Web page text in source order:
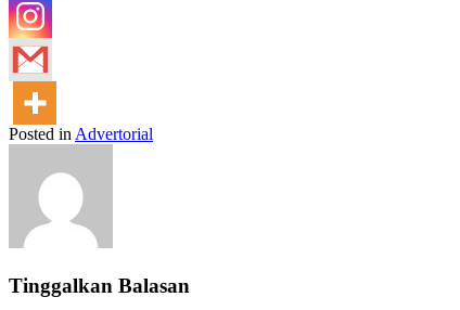
Posted in Advertorial
Tinggalkan Balasan